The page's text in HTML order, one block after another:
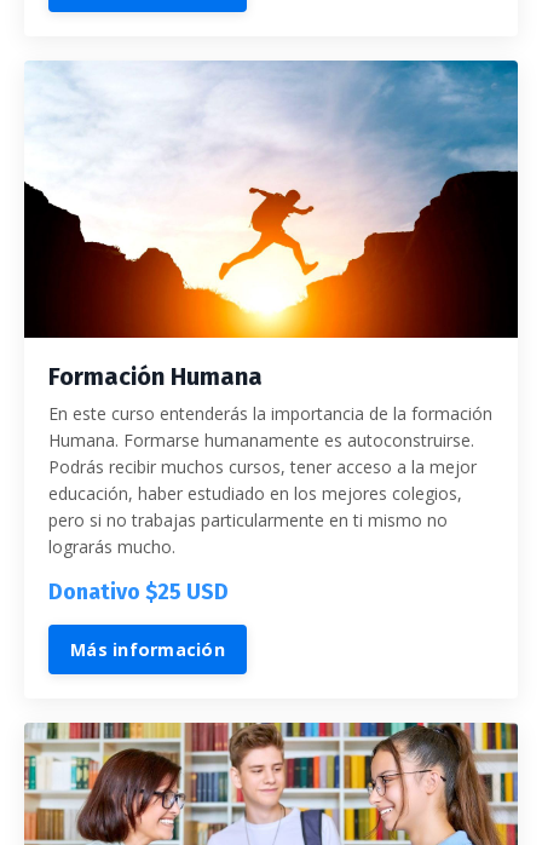
Formación Humana
En este curso entenderás la importancia de la formación
Humana. Formarse humanamente es autoconstruirse.
Podrás recibir muchos cursos, tener acceso a la mejor
educación, haber estudiado en los mejores colegios,
pero si no trabajas particularmente en ti mismo no
lograrás mucho.
Donativo $25 USD
Más información